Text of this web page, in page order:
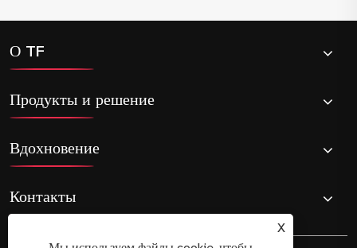
О TF
Продукты и решение
Вдохновение
Контакты
X